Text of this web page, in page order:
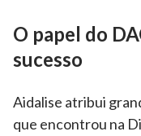
O papel do
sucesso
Aidalise atribui
que encontrou na